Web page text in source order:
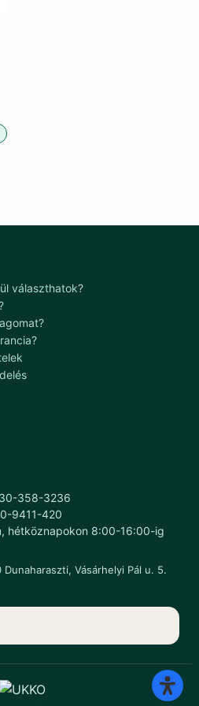
választhatok?
358-3236
9411-420
hétköznapokon 8:00-16:00-ig
Vásárhelyi Pál u. 5.